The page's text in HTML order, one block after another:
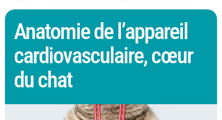
Anatomie de l’appareil
cardiovasculaire, cœur
du chat